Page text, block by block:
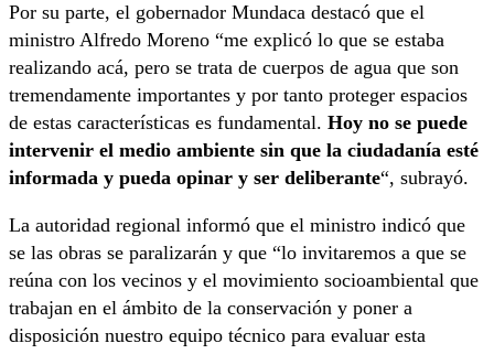
Por su parte, el gobernador Mundaca destacó que el
ministro Alfredo Moreno “me explicó lo que se estaba
realizando acá, pero se trata de cuerpos de agua que son
tremendamente importantes y por tanto proteger espacios
de estas características es fundamental. Hoy no se puede
intervenir el medio ambiente sin que la ciudadanía esté
informada y pueda opinar y ser deliberante“, subrayó.
La autoridad regional informó que el ministro indicó que
se las obras se paralizarán y que “lo invitaremos a que se
reúna con los vecinos y el movimiento socioambiental que
trabajan en el ámbito de la conservación y poner a
disposición nuestro equipo técnico para evaluar esta